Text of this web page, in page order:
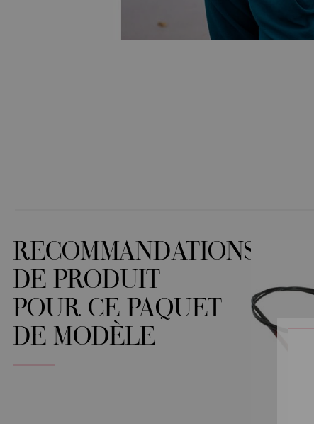
RECOMMANDATIONS
DE PRODUIT
POUR CE PAQUET
DE MODÈLE